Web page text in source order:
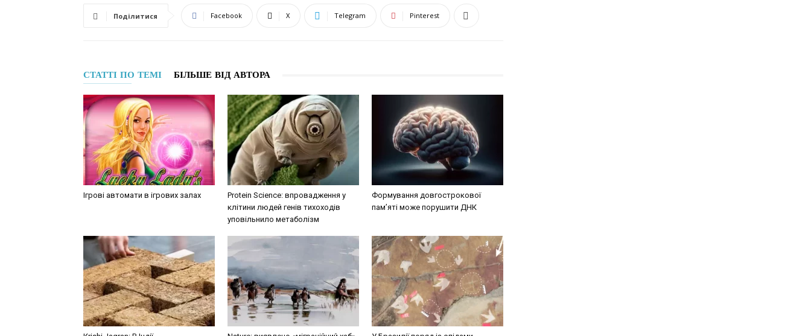
Поділитися Facebook X Telegram Pinterest
СТАТТІ ПО ТЕМІ БІЛЬШЕ ВІД АВТОРА
Ігрові автомати в ігрових залах
Protein Science: впровадження у
клітини людей генів тихоходів
уповільнило метаболізм
Формування довгострокової
пам’яті може порушити ДНК